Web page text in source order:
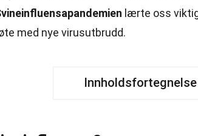
lærte oss
med nye virusutbrudd.
Innholdsfortegnelse